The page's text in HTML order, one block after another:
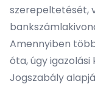
szerepeltetését,
Amennyiben
óta, úgy
Jogszabály